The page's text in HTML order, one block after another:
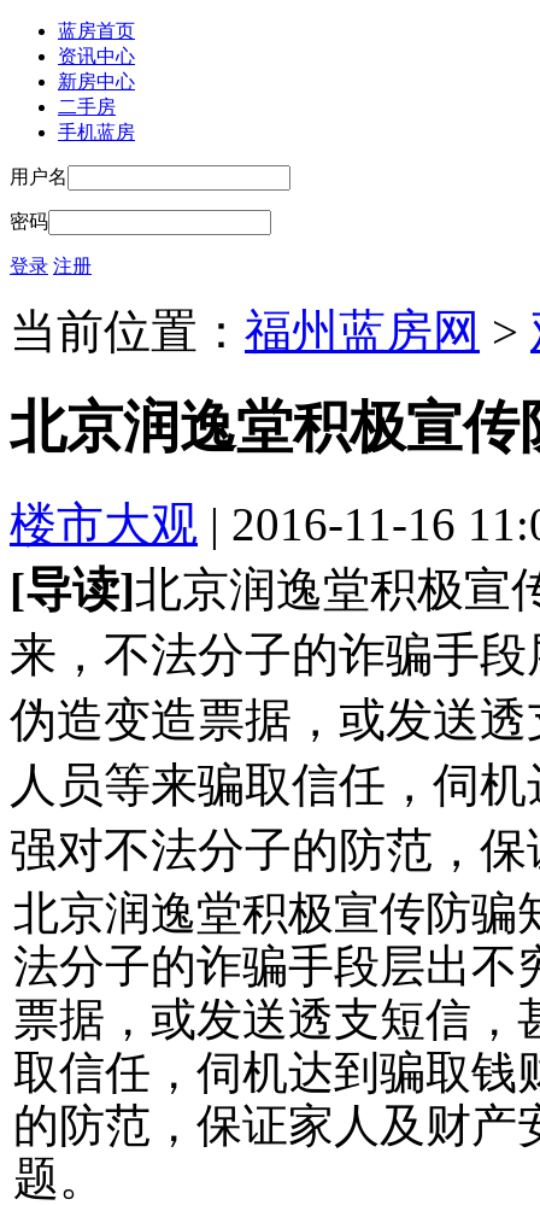
蓝房首页
资讯中心
新房中心
二手房
手机蓝房
用户名
密码
登录 注册
当前位置： 福州蓝房网 >
北京润逸堂积极宣
楼市大观 | 2016-11-16
[导读]北京润逸堂积极宣
来，不法分子的诈骗手
伪造变造票据，或发送
人员等来骗取信任，伺
强对不法分子的防范，保
北京润逸堂积极宣传防骗
法分子的诈骗手段层出不
票据，或发送透支短信
取信任，伺机达到骗取钱
的防范，保证家人及财
题。